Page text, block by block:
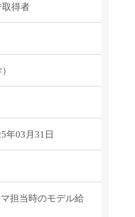
得者
年03月31日
担当時のモデル給